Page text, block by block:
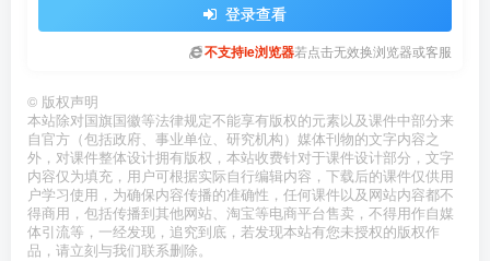
登录查看
不支持ie浏览器若点击无效换浏览器或客服
© 版权声明
本站除对国旗国徽等法律规定不能享有版权的元素以及课件中部分来
自官方（包括政府、事业单位、研究机构）媒体刊物的文字内容之
外，对课件整体设计拥有版权，本站收费针对于课件设计部分，文字
内容仅为填充，用户可根据实际自行编辑内容，下载后的课件仅供用
户学习使用，为确保内容传播的准确性，任何课件以及网站内容都不
得商用，包括传播到其他网站、淘宝等电商平台售卖，不得用作自媒
体引流等，一经发现，追究到底，若发现本站有您未授权的版权作
品，请立刻与我们联系删除。